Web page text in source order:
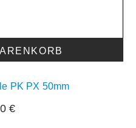
PK PX 50mm
€